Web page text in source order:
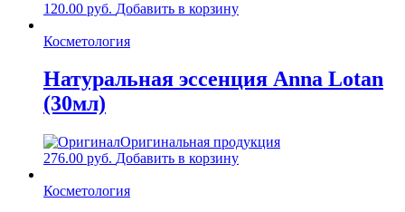
120.00 руб. Добавить в корзину
Косметология
Натуральная эссенция Anna Lotan
(30мл)
Оригинальная продукция
276.00 руб. Добавить в корзину
Косметология